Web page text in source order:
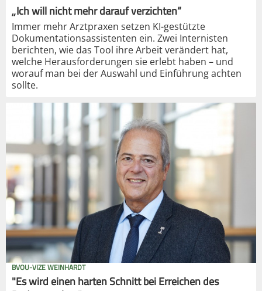
„Ich will nicht mehr darauf verzichten“
Immer mehr Arztpraxen setzen KI-gestützte
Dokumentationsassistenten ein. Zwei Internisten
berichten, wie das Tool ihre Arbeit verändert hat,
welche Herausforderungen sie erlebt haben – und
worauf man bei der Auswahl und Einführung achten
sollte.
BVOU-VIZE WEINHARDT
"Es wird einen harten Schnitt bei Erreichen des